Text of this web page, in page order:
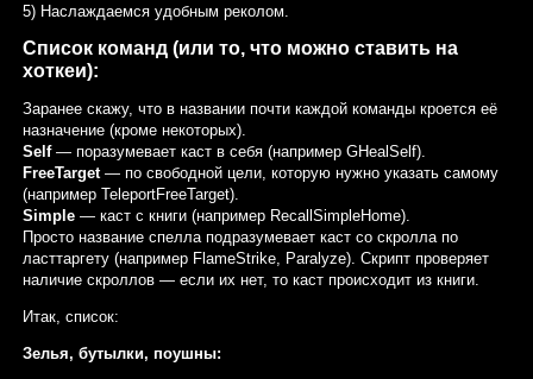
5) Наслаждаемся удобным реколом.
Список команд (или то, что можно ставить на
хоткеи):
Заранее скажу, что в названии почти каждой команды кроется её
назначение (кроме некоторых).
Self — поразумевает каст в себя (например GHealSelf).
FreeTarget — по свободной цели, которую нужно указать самому
(например TeleportFreeTarget).
Simple— каст с книги (например RecallSimpleHome).
Просто название спелла подразумевает каст со скролла по
ласттаргету (например FlameStrike, Paralyze). Скрипт проверяет
наличие скроллов — если их нет, то каст происходит из книги.
Итак, список:
Зелья, бутылки, поушны: